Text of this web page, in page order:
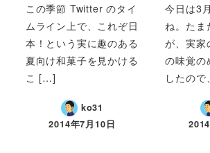
この季節 Twitter のタイ
ムライン上で、これぞ日
本！という実に趣のある
夏向け和菓子を見かける
こ […]
ko31
2014年7月10日
今日は3
ね。たま
が、実家
の味覚の
したの